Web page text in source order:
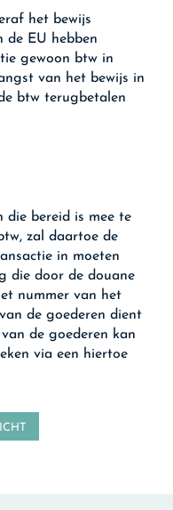
het bewijs
de EU hebben
gewoon btw in
van het bewijs in
btw terugbetalen
die bereid is mee te
zal daartoe de
in moeten
die door de douane
nummer van het
de goederen dient
de goederen kan
via een hiertoe